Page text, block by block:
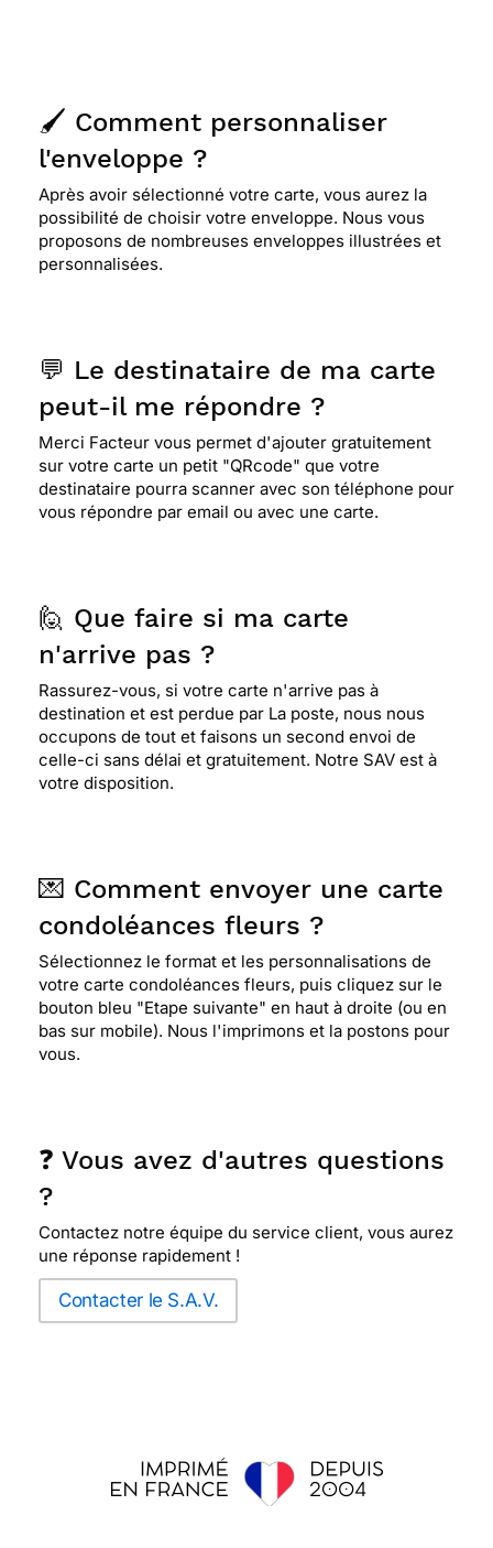
🖌️ Comment personnaliser
l'enveloppe ?
Après avoir sélectionné votre carte, vous aurez la
possibilité de choisir votre enveloppe. Nous vous
proposons de nombreuses enveloppes illustrées et
personnalisées.
💬 Le destinataire de ma carte
peut-il me répondre ?
Merci Facteur vous permet d'ajouter gratuitement
sur votre carte un petit "QRcode" que votre
destinataire pourra scanner avec son téléphone pour
vous répondre par email ou avec une carte.
🙋 Que faire si ma carte
n'arrive pas ?
Rassurez-vous, si votre carte n'arrive pas à
destination et est perdue par La poste, nous nous
occupons de tout et faisons un second envoi de
celle-ci sans délai et gratuitement. Notre SAV est à
votre disposition.
💌 Comment envoyer une carte
condoléances fleurs ?
Sélectionnez le format et les personnalisations de
votre carte condoléances fleurs, puis cliquez sur le
bouton bleu "Etape suivante" en haut à droite (ou en
bas sur mobile). Nous l'imprimons et la postons pour
vous.
❓ Vous avez d'autres questions
?
Contactez notre équipe du service client, vous aurez
une réponse rapidement !
Contacter le S.A.V.